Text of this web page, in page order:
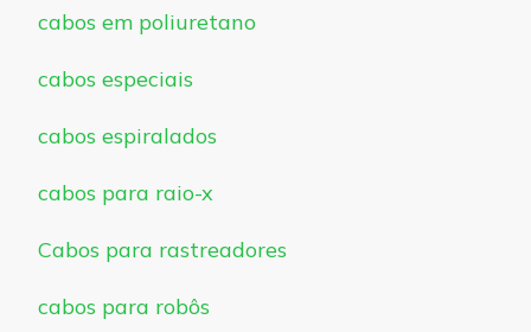
cabos em poliuretano
cabos especiais
cabos espiralados
cabos para raio-x
Cabos para rastreadores
cabos para robôs